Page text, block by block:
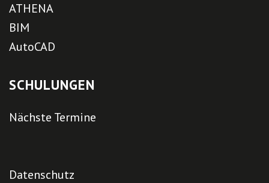
ATHENA
BIM
AutoCAD
SCHULUNGEN
Nächste Termine
Datenschutz